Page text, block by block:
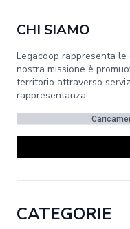
CHI SIAMO
Legacoop rappresenta
nostra missione è
territorio attraverso
rappresentanza.
CATEGORIE